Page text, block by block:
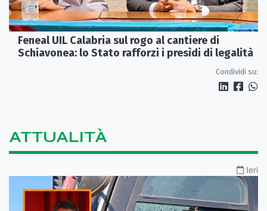
Feneal UIL Calabria sul rogo al cantiere di
Schiavonea: lo Stato rafforzi i presìdi di legalità
Condividi su:
ATTUALITÀ
Ieri